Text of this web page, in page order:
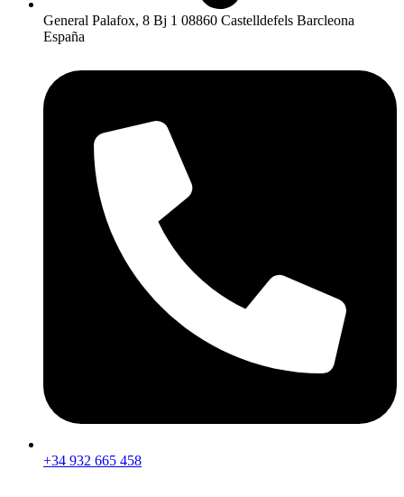
General Palafox, 8 Bj 1 08860 Castelldefels Barcleona
España
+34 932 665 458‬